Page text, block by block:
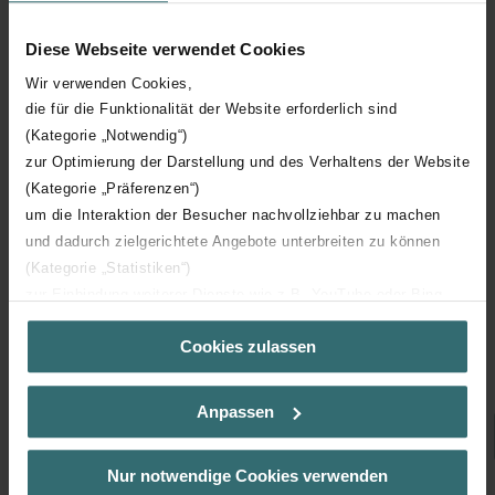
Diese Webseite verwendet Cookies
Wir verwenden Cookies,
die für die Funktionalität der Website erforderlich sind
(Kategorie „Notwendig“)
zur Optimierung der Darstellung und des Verhaltens der Website
(Kategorie „Präferenzen“)
um die Interaktion der Besucher nachvollziehbar zu machen
und dadurch zielgerichtete Angebote unterbreiten zu können
(Kategorie „Statistiken“)
(Kategorie „Marketing“)
Über „Details zeigen“ bzw. die Datenschutzerklärung erhalten
Sie weitere Informationen. Durch die Auswahl der Kategorie
der Auswahl von „Statistiken“ willigen Sie ein, dass wir Ihren
Besuchsverlauf auf unserer Website verwenden, um Ihnen die
bestmögliche Nutzererfahrung zu ermöglichen und Ihnen
Cookies zulassen
Anpassen
Nur notwendige Cookies verwenden